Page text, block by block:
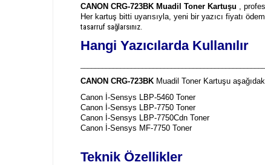
CANON CRG-723BK Muadil Toner Kartuşu ,
Her kartuş bitti uyarısıyla, yeni bir yazıcı fiyatı
tasarruf sağlarsınız.
Hangi Yazıcılarda Kullanılır
CANON CRG-723BK Muadil Toner Kartuşu
Canon İ-Sensys LBP-5460 Toner
Canon İ-Sensys LBP-7750 Toner
Canon İ-Sensys LBP-7750Cdn Toner
Canon İ-Sensys MF-7750 Toner
Teknik Özellikler